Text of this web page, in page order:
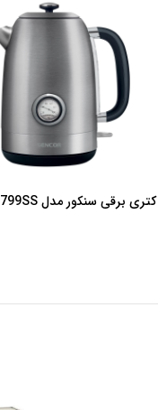
کتری برقی سنکور مدل SWK 1799SS